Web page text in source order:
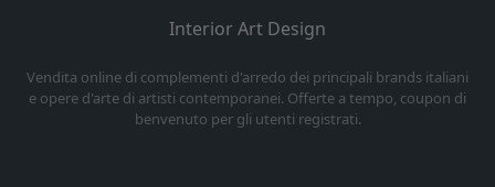
Interior Art Design
Vendita online di complementi d'arredo dei principali brands italiani
e opere d'arte di artisti contemporanei. Offerte a tempo, coupon di
benvenuto per gli utenti registrati.